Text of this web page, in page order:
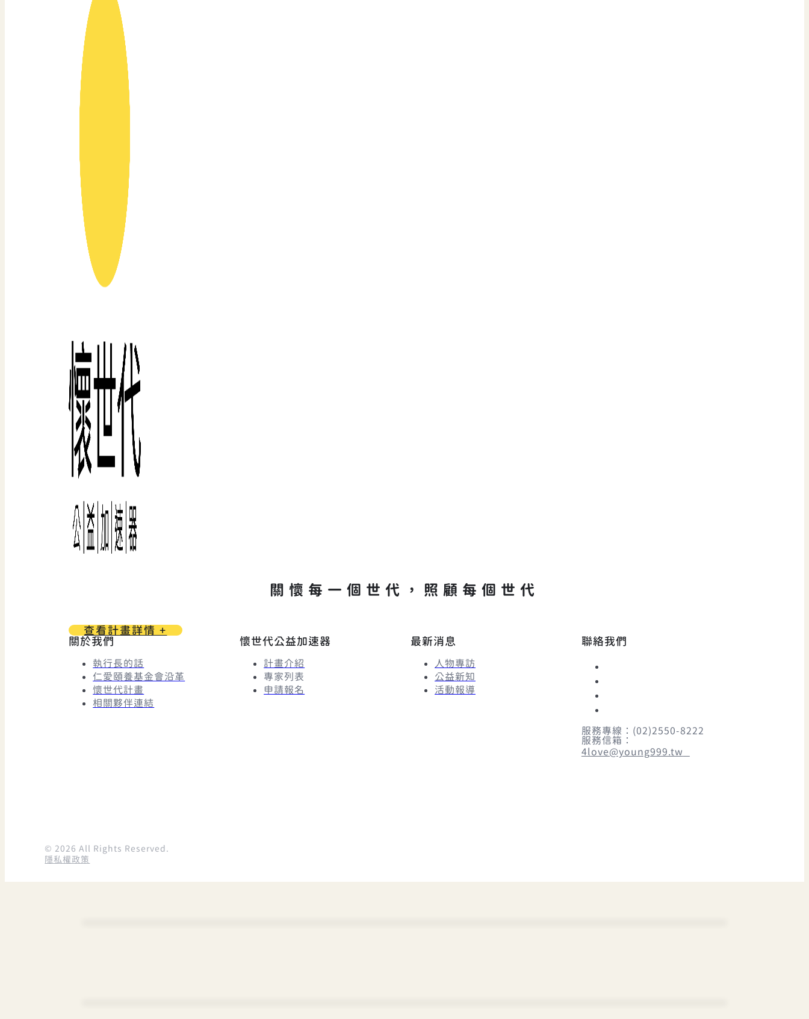
關懷每一個世代，照顧每個世代
查看計畫詳情 +
關於我們
執行長的話
仁愛頤養基金會沿革
懷世代計畫
相關夥伴連結
懷世代公益加速器
計畫介紹
專家列表
申請報名
最新消息
人物專訪
公益新知
活動報導
聯絡我們
服務專線：(02)2550-8222
服務信箱：
4love@young999.tw
© 2026 All Rights Reserved.
隱私權政策